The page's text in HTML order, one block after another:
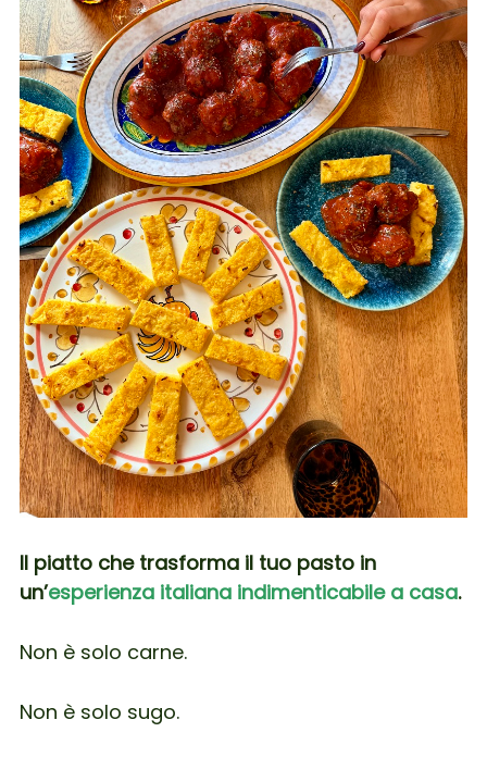
Il piatto che trasforma il tuo pasto in
un’esperienza italiana indimenticabile a casa.
Non è solo carne.
Non è solo sugo.